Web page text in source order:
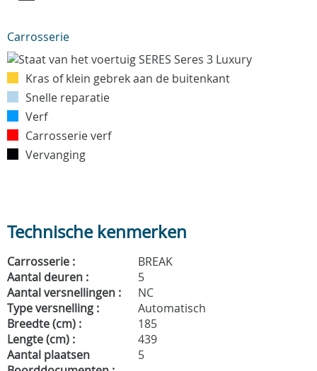
Carrosserie
Kras of klein gebrek aan de buitenkant
Snelle reparatie
Verf
Carrosserie verf
Vervanging
Technische kenmerken
Carrosserie :
BREAK
Aantal deuren :
5
Aantal versnellingen :
NC
Type versnelling :
Automatisch
Breedte (cm) :
185
Lengte (cm) :
439
Aantal plaatsen
5